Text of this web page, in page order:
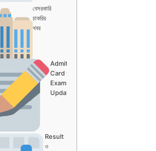
বেসরকারি
চাকরির
খবর
Admit
Card ও
Exam
Updates
Result
ও